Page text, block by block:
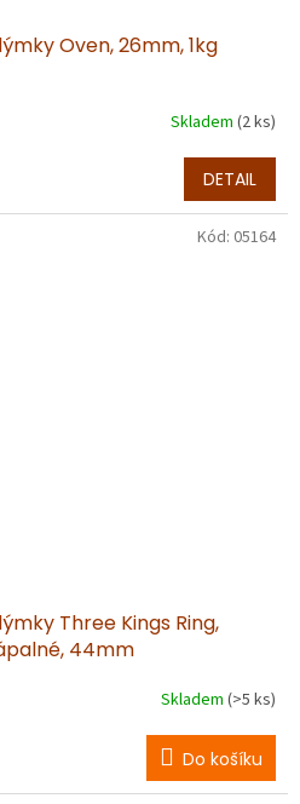
Oven, 26mm, 1kg
Skladem (2 ks)
DETAIL
Three Kings Ring,
44mm
Skladem (>5 ks)
Do košíku
Kód: 05164